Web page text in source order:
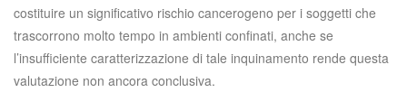
costituire un significativo rischio cancerogeno per i soggetti che
trascorrono molto tempo in ambienti confinati, anche se
l’insufficiente caratterizzazione di tale inquinamento rende questa
valutazione non ancora conclusiva.